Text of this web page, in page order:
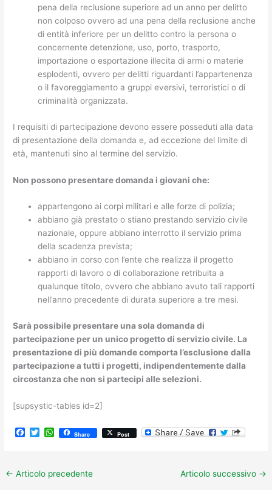
pena della reclusione superiore ad un anno per delitto
non colposo ovvero ad una pena della reclusione anche
di entità inferiore per un delitto contro la persona o
concernente detenzione, uso, porto, trasporto,
importazione o esportazione illecita di armi o materie
esplodenti, ovvero per delitti riguardanti l’appartenenza
o il favoreggiamento a gruppi eversivi, terroristici o di
criminalità organizzata.
I requisiti di partecipazione devono essere posseduti alla data
di presentazione della domanda e, ad eccezione del limite di
età, mantenuti sino al termine del servizio.
Non possono presentare domanda i giovani che:
appartengono ai corpi militari e alle forze di polizia;
abbiano già prestato o stiano prestando servizio civile
nazionale, oppure abbiano interrotto il servizio prima
della scadenza prevista;
abbiano in corso con l’ente che realizza il progetto
rapporti di lavoro o di collaborazione retribuita a
qualunque titolo, ovvero che abbiano avuto tali rapporti
nell’anno precedente di durata superiore a tre mesi.
Sarà possibile presentare una sola domanda di
partecipazione per un unico progetto di servizio civile. La
presentazione di più domande comporta l’esclusione dalla
partecipazione a tutti i progetti, indipendentemente dalla
circostanza che non si partecipi alle selezioni.
[supsystic-tables id=2]
F
b
o
T
t
e
W
h
s
A
Share Post
← Articolo precedente Articolo successivo →